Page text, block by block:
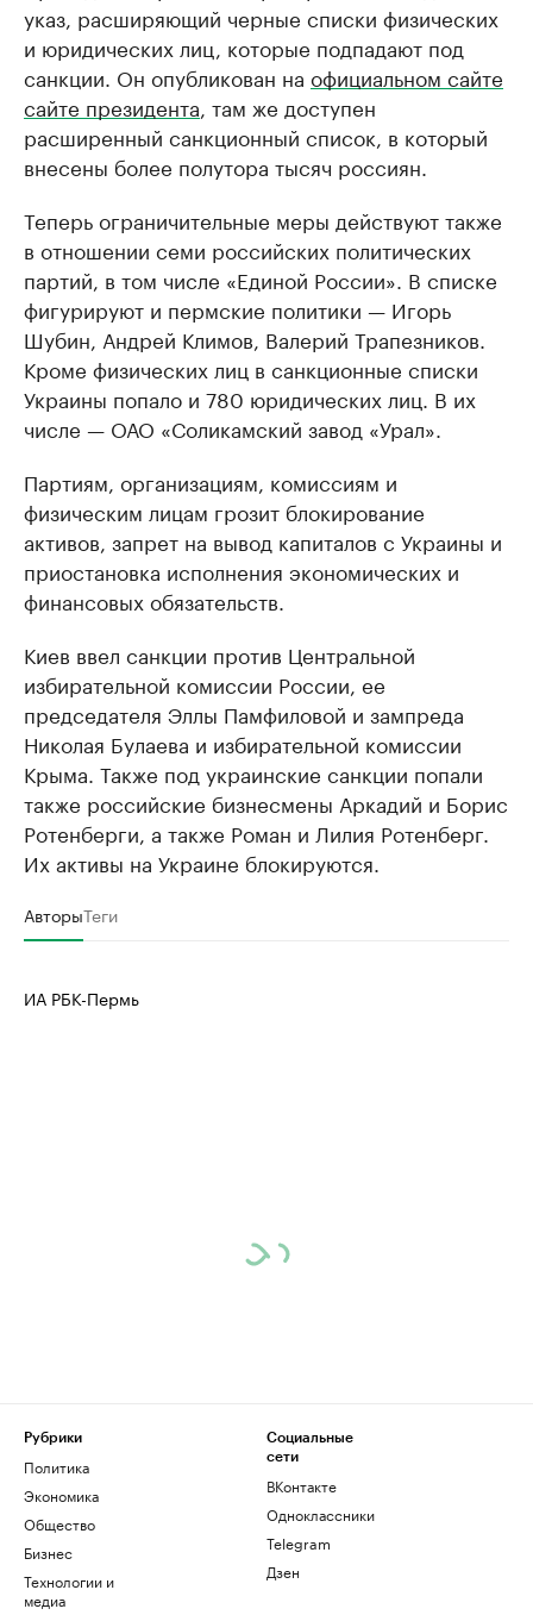
указ, расширяющий черные списки физических
и юридических лиц, которые подпадают под
санкции. Он опубликован на официальном сайте
сайте президента , там же доступен
расширенный санкционный список, в который
внесены более полутора тысяч россиян.
Теперь ограничительные меры действуют также
в отношении семи российских политических
партий, в том числе «Единой России». В списке
фигурируют и пермские политики — Игорь
Шубин, Андрей Климов, Валерий Трапезников.
Кроме физических лиц в санкционные списки
Украины попало и 780 юридических лиц. В их
числе — ОАО «Соликамский завод «Урал».
Партиям, организациям, комиссиям и
физическим лицам грозит блокирование
активов, запрет на вывод капиталов с Украины и
приостановка исполнения экономических и
финансовых обязательств.
Киев ввел санкции против Центральной
избирательной комиссии России, ее
председателя Эллы Памфиловой и зампреда
Николая Булаева и избирательной комиссии
Крыма. Также под украинские санкции попали
также российские бизнесмены Аркадий и Борис
Ротенберги, а также Роман и Лилия Ротенберг.
Их активы на Украине блокируются.
АвторыТеги
ИА РБК-Пермь
Рубрики
Политика
Экономика
Общество
Бизнес
Технологии и
медиа
Социальные
сети
ВКонтакте
Одноклассники
Telegram
Дзен